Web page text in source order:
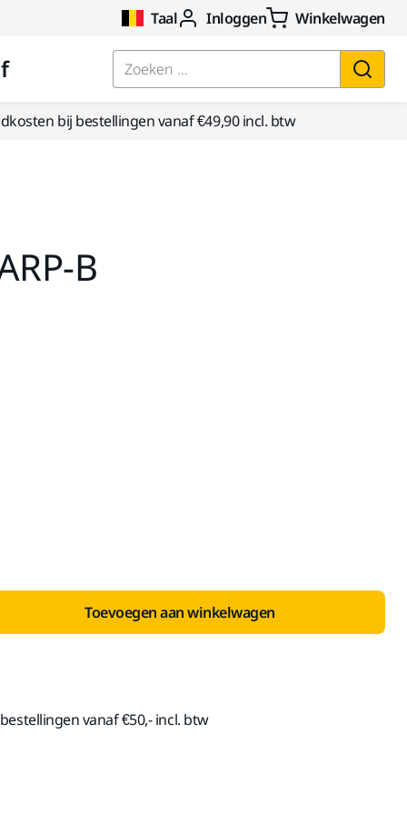
Taal Inloggen Winkelwagen
Zoeken ...
bij bestellingen vanaf €49,90 incl. btw
B
BTW 21%
Toevoegen aan winkelwagen
vanaf €50,- incl. btw